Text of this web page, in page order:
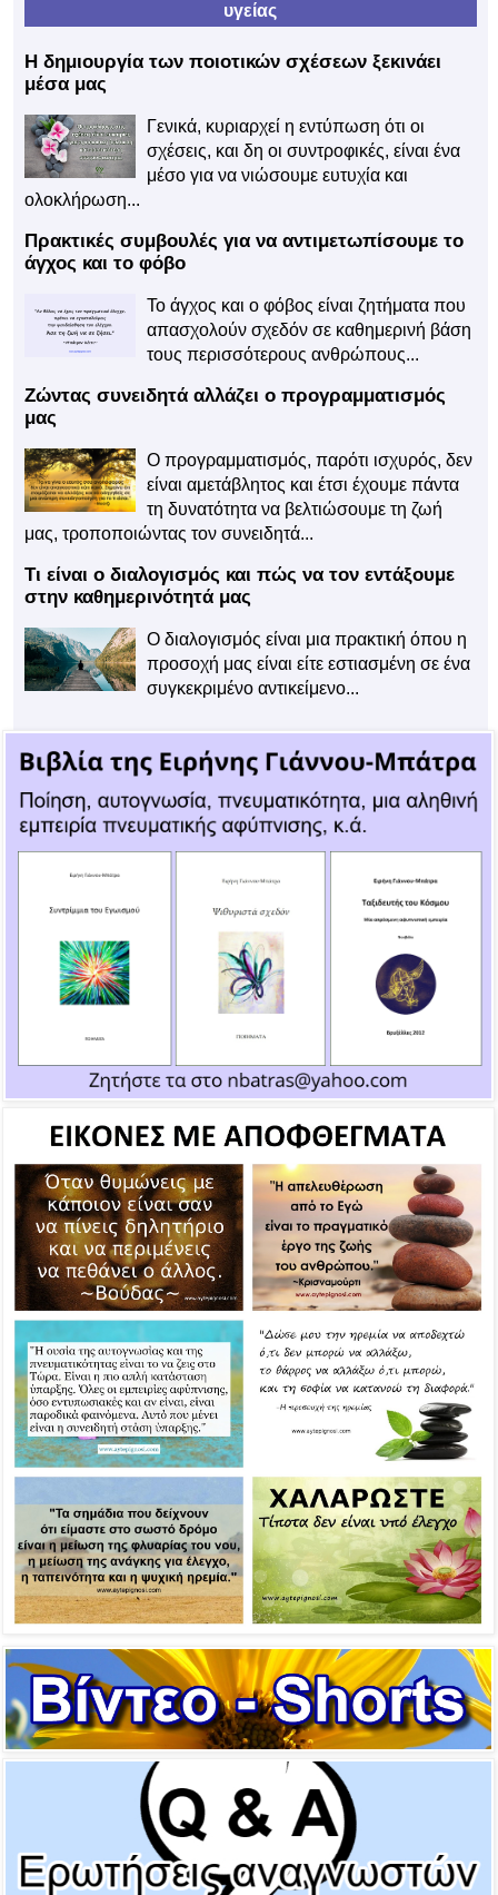
υγείας
Η δημιουργία των ποιοτικών σχέσεων ξεκινάει
μέσα μας
Γενικά, κυριαρχεί η εντύπωση ότι οι
σχέσεις, και δη οι συντροφικές, είναι ένα
μέσο για να νιώσουμε ευτυχία και
ολοκλήρωση...
Πρακτικές συμβουλές για να αντιμετωπίσουμε το
άγχος και το φόβο
Το άγχος και ο φόβος είναι ζητήματα που
απασχολούν σχεδόν σε καθημερινή βάση
τους περισσότερους ανθρώπους...
Ζώντας συνειδητά αλλάζει ο προγραμματισμός
μας
Ο προγραμματισμός, παρότι ισχυρός, δεν
είναι αμετάβλητος και έτσι έχουμε πάντα
τη δυνατότητα να βελτιώσουμε τη ζωή
μας, τροποποιώντας τον συνειδητά...
Τι είναι ο διαλογισμός και πώς να τον εντάξουμε
στην καθημερινότητά μας
Ο διαλογισμός είναι μια πρακτική όπου η
προσοχή μας είναι είτε εστιασμένη σε ένα
συγκεκριμένο αντικείμενο...